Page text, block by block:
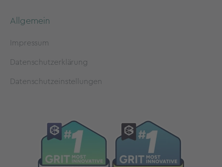
Allgemein
Impressum
Datenschutzerklärung
Datenschutzeinstellungen